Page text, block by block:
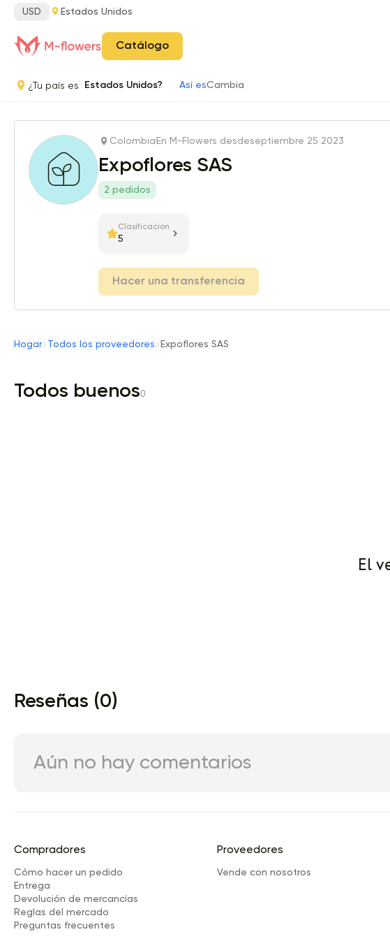
USD Estados Unidos
Catálogo
¿Tu país es Estados Unidos? Así esCambia
Colombia En M-Flowers desdeseptiembre 25 2023
Expoflores SAS
2 pedidos
Clasificación
5
Hacer una transferencia
Hogar Todos los proveedores Expoflores SAS
Todos buenos0
El
Reseñas (0)
Aún no hay comentarios
Compradores
Cómo hacer un pedido
Entrega
Devolución de mercancías
Reglas del mercado
Preguntas frecuentes
Proveedores
Vende con nosotros